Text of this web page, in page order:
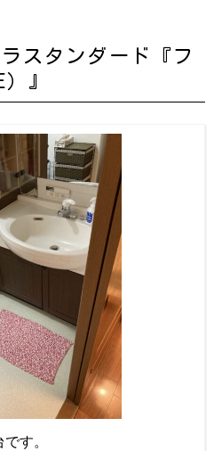
スタンダード『フ
』
す。